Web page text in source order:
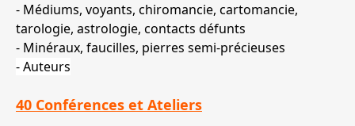
- Médiums, voyants, chiromancie, cartomancie,
tarologie, astrologie, contacts défunts
- Minéraux, faucilles, pierres semi-précieuses
- Auteurs
40 Conférences et Ateliers